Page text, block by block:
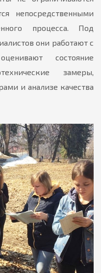
непосредственными
процесса. Под
они работают с
состояние
замеры,
и анализе качества